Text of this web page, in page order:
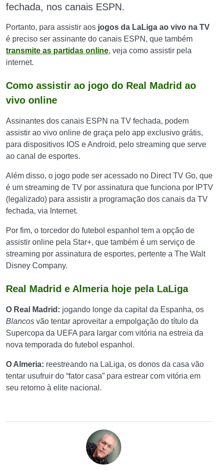
fechada, nos canais ESPN.
Portanto, para assistir aos jogos da LaLiga ao vivo na TV
é preciso ser assinante do canais ESPN, que também
transmite as partidas online, veja como assistir pela
internet.
Como assistir ao jogo do Real Madrid ao
vivo online
Assinantes dos canais ESPN na TV fechada, podem
assistir ao vivo online de graça pelo app exclusivo grátis,
para dispositivos IOS e Android, pelo streaming que serve
ao canal de esportes.
Além disso, o jogo pode ser acessado no Direct TV Go, que
é um streaming de TV por assinatura que funciona por IPTV
(legalizado) para assistir a programação dos canais da TV
fechada, via Internet.
Por fim, o torcedor do futebol espanhol tem a opção de
assistir online pela Star+, que também é um serviço de
streaming por assinatura de esportes, pertente a The Walt
Disney Company.
Real Madrid e Almeria hoje pela LaLiga
O Real Madrid: jogando longe da capital da Espanha, os
Blancos vão tentar aproveitar a empolgação do título da
Supercopa da UEFA para largar com vitória na estreia da
nova temporada do futebol espanhol.
O Almeria: reestreando na LaLiga, os donos da casa vão
tentar usufruir do “fator casa” para estrear com vitória em
seu retorno à elite nacional.